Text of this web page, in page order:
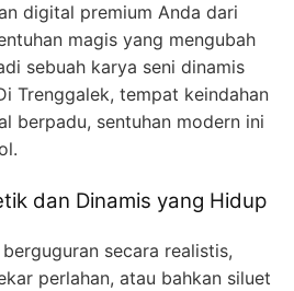
digital premium Anda dari
magis yang mengubah
sebuah karya seni dinamis
Trenggalek, tempat keindahan
berpadu, sentuhan modern ini
dan Dinamis yang Hidup
secara realistis,
perlahan, atau bahkan siluet